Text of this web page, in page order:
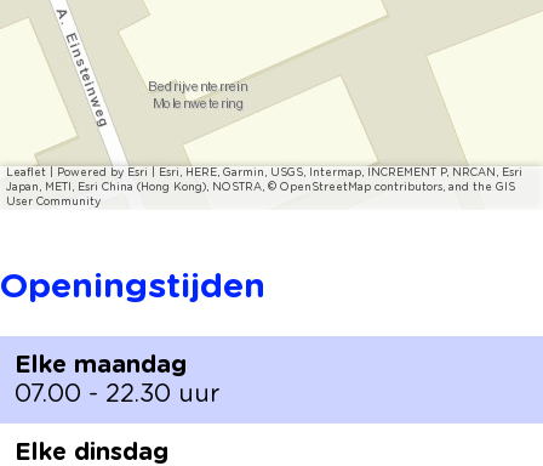
Leaflet
Powered by Esri | Esri, HERE, Garmin, USGS, Intermap, INCREMENT P, NRCAN, Esri
Japan, METI, Esri China (Hong Kong), NOSTRA, © OpenStreetMap contributors, and the GIS
User Community
Openingstijden
Elke maandag
07.00 - 22.30 uur
Elke dinsdag